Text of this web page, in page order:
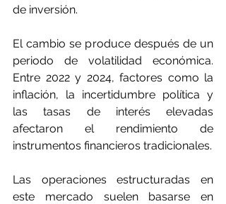
de inversión.
El cambio se produce después de un
periodo de volatilidad económica.
Entre 2022 y 2024, factores como la
inflación, la incertidumbre política y
las tasas de interés elevadas
afectaron el rendimiento de
instrumentos financieros tradicionales.
Las operaciones estructuradas en
este mercado suelen basarse en